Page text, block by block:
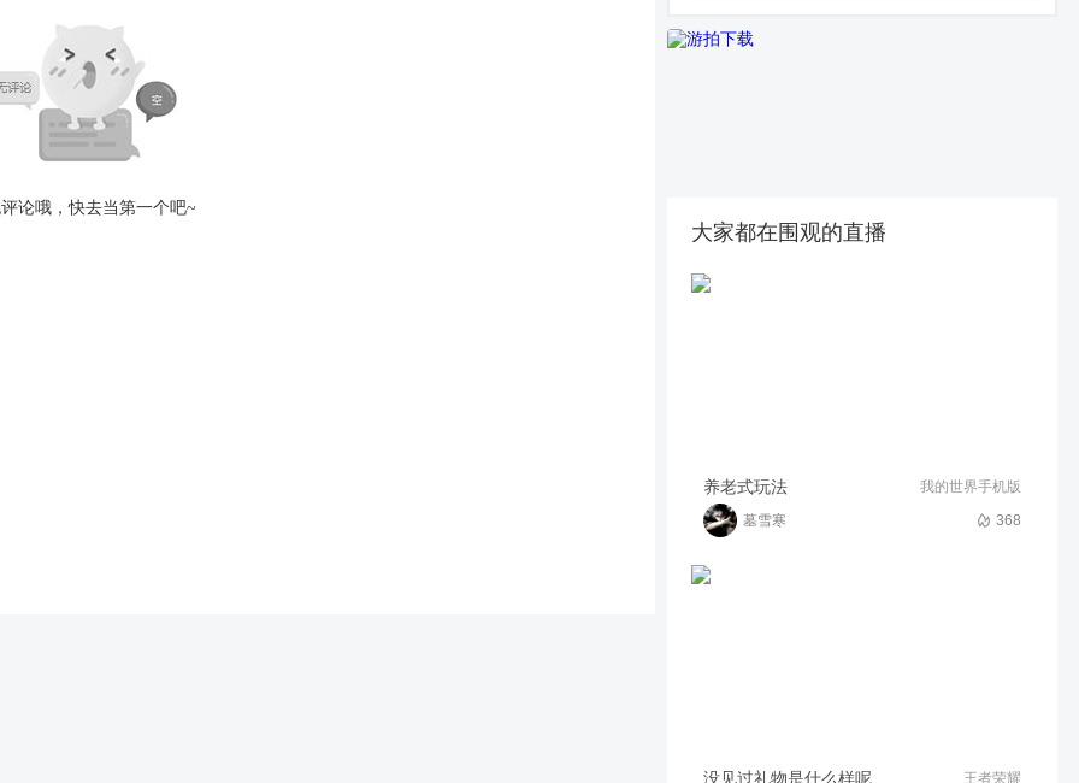
论哦，快去当第一个吧~
01:14 小林同学呀
46
大家都在围观的直播
我的世界手机版
养老式玩法
368
墓雪寒
王者荣耀
没见过礼物是什么样呢